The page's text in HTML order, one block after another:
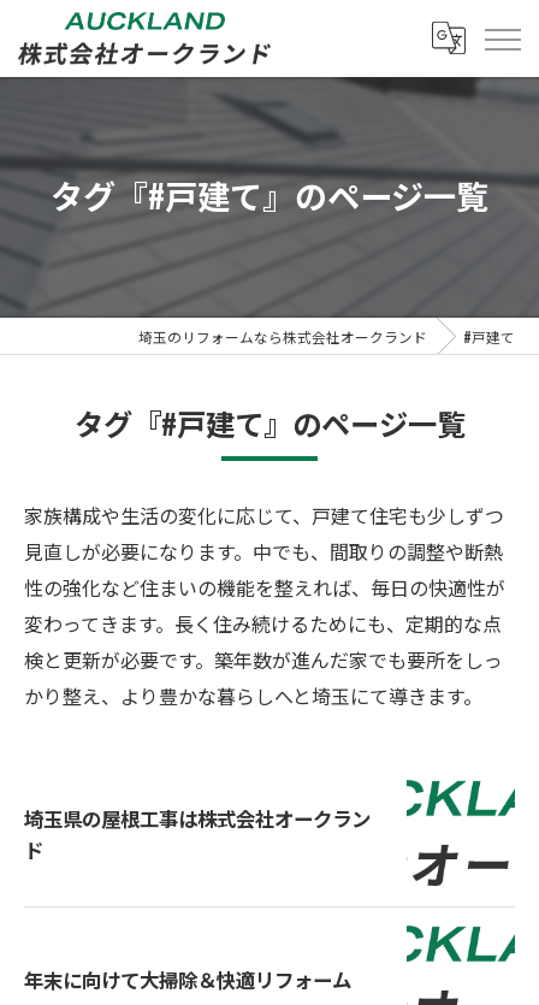
タグ『#戸建て』のページ一覧
埼玉のリフォームなら株式会社オークランド #戸建て
タグ『#戸建て』のページ一覧
家族構成や生活の変化に応じて、戸建て住宅も少しずつ
見直しが必要になります。中でも、間取りの調整や断熱
性の強化など住まいの機能を整えれば、毎日の快適性が
変わってきます。長く住み続けるためにも、定期的な点
検と更新が必要です。築年数が進んだ家でも要所をしっ
かり整え、より豊かな暮らしへと埼玉にて導きます。
埼玉県の屋根工事は株式会社オークラン
ド
年末に向けて大掃除＆快適リフォーム